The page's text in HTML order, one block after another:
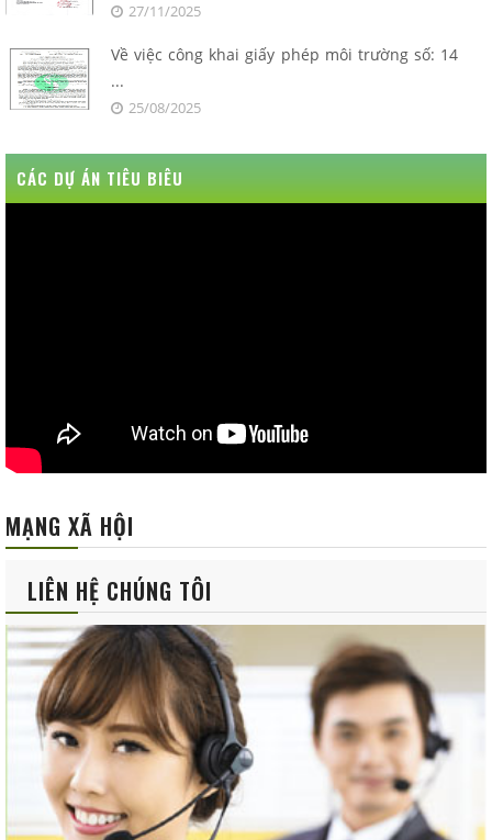
27/11/2025
Về việc công khai giấy phép môi trường số: 14
...
25/08/2025
CÁC DỰ ÁN TIÊU BIÊU
MẠNG XÃ HỘI
LIÊN HỆ CHÚNG TÔI